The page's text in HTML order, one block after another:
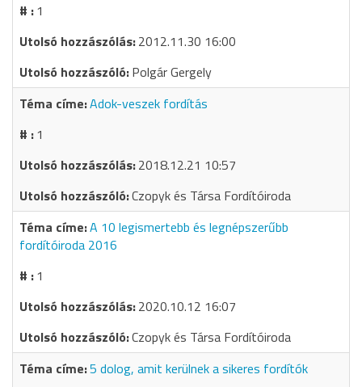
1
2012.11.30 16:00
Polgár Gergely
Adok-veszek fordítás
1
2018.12.21 10:57
Czopyk és Társa Fordítóiroda
A 10 legismertebb és legnépszerűbb
fordítóiroda 2016
1
2020.10.12 16:07
Czopyk és Társa Fordítóiroda
5 dolog, amit kerülnek a sikeres fordítók